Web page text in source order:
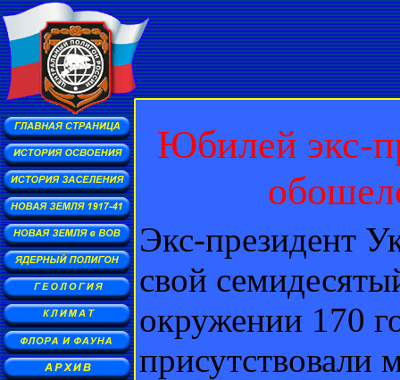
Юбилей экс-
Экс-президент
свой
окружении 170
присутствовали